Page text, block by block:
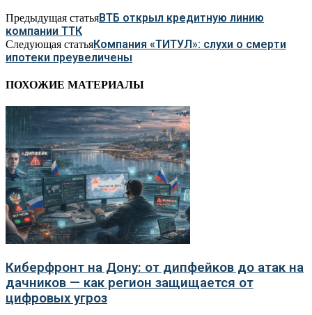
Предыдущая статьяВТБ открыл кредитную линию
компании ТТК
Следующая статьяКомпания «ТИТУЛ»: слухи о смерти
ипотеки преувеличены
ПОХОЖИЕ МАТЕРИАЛЫ
Киберфронт на Дону: от дипфейков до атак на
дачников — как регион защищается от
цифровых угроз